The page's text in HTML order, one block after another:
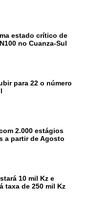
estado crítico de
no Cuanza-Sul
para 22 o número
2.000 estágios
a partir de Agosto
10 mil Kz e
taxa de 250 mil Kz